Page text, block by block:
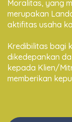
Moralitas, yang
merupakan
aktifitas usaha
Kredibilitas bagi
dikedepankan
kepada Klien/
memberikan